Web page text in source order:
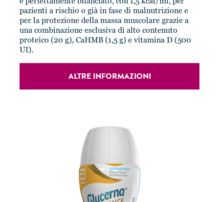
e perfettamente bilanciato, con 1,5 kcal/ml, per
pazienti a rischio o già in fase di malnutrizione e
per la protezione della massa muscolare grazie a
una combinazione esclusiva di alto contenuto
proteico (20 g), CaHMB (1,5 g) e vitamina D (500
UI).
ALTRE INFORMAZIONI